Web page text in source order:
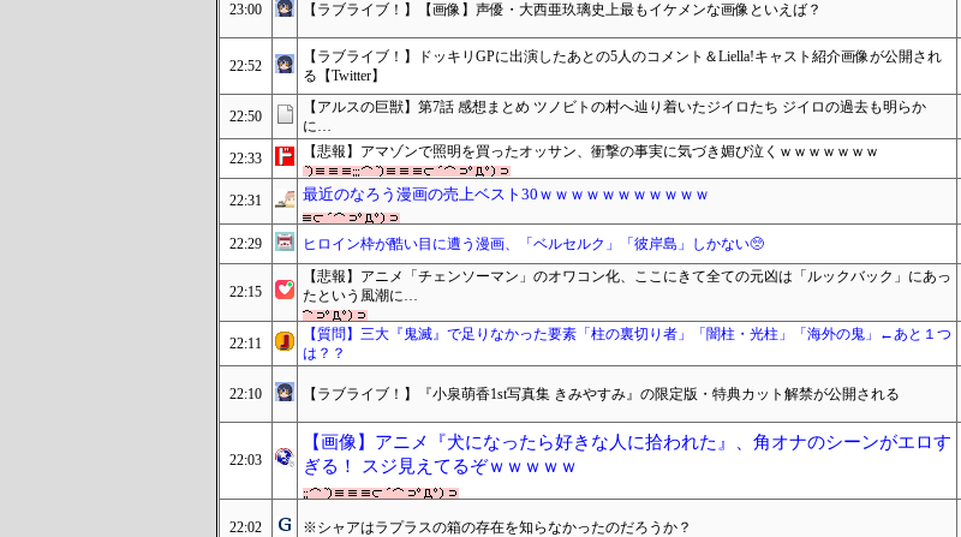
23:00 【ラブライブ！】【画像】声優・大西亜玖璃史上最もイケメンな画像といえば？
22:52
【ラブライブ！】ドッキリGPに出演したあとの5人のコメント＆Liella!キャスト紹介画像が公開され
る【Twitter】
22:50
【アルスの巨獣】第7話 感想まとめ ツノビトの村へ辿り着いたジイロたち ジイロの過去も明らか
に…
22:33 【悲報】アマゾンで照明を買ったオッサン、衝撃の事実に気づき媚び泣くｗｗｗｗｗｗｗ
22:31 最近のなろう漫画の売上ベスト30ｗｗｗｗｗｗｗｗｗｗｗ
22:29 ヒロイン枠が酷い目に遭う漫画、「ベルセルク」「彼岸島」しかない🥺
22:15
【悲報】アニメ「チェンソーマン」のオワコン化、ここにきて全ての元凶は「ルックバック」にあっ
たという風潮に…
22:11
【質問】三大『鬼滅』で足りなかった要素「柱の裏切り者」「闇柱・光柱」「海外の鬼」←あと１つ
は？？
22:10 【ラブライブ！】『小泉萌香1st写真集 きみやすみ』の限定版・特典カット解禁が公開される
22:03
【画像】アニメ『犬になったら好きな人に拾われた』、角オナのシーンがエロす
ぎる！ スジ見えてるぞｗｗｗｗｗ
22:02 ※シャアはラプラスの箱の存在を知らなかったのだろうか？